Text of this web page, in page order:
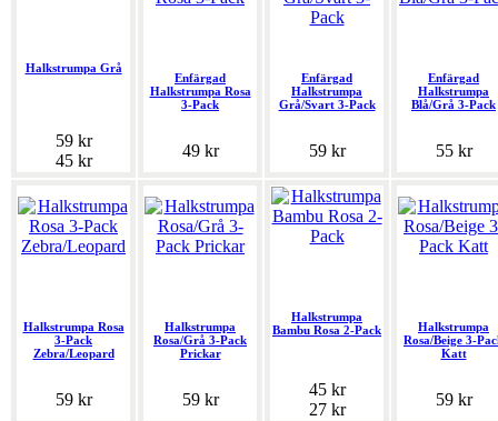
Halkstrumpa Grå
59 kr
45 kr
Enfärgad
Halkstrumpa Rosa
3-Pack
49 kr
Enfärgad
Halkstrumpa
Grå/Svart 3-Pack
59 kr
Enfärgad
Halkstrumpa
Blå/Grå 3-Pack
55 kr
Halkstrumpa Rosa
3-Pack
Zebra/Leopard
59 kr
Halkstrumpa
Rosa/Grå 3-Pack
Prickar
59 kr
Halkstrumpa
Bambu Rosa 2-Pack
45 kr
27 kr
Halkstrumpa
Rosa/Beige 3-
Katt
59 kr